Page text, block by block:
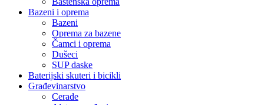
Bazeni i oprema
Bazeni
Oprema za bazene
Čamci i oprema
Dušeci
SUP daske
Baterijski skuteri i bicikli
Građevinarstvo
Cerade